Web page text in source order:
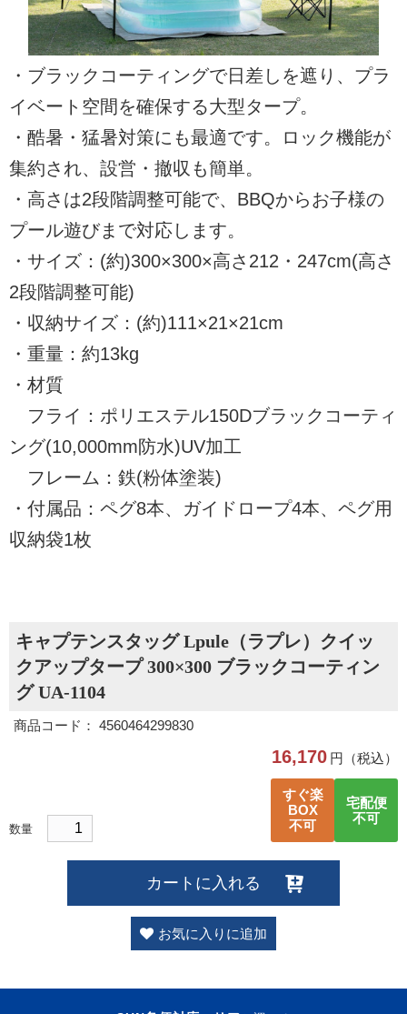
・ブラックコーティングで日差しを遮り、プラ
イベート空間を確保する大型タープ。
・酷暑・猛暑対策にも最適です。ロック機能が
集約され、設営・撤収も簡単。
・高さは2段階調整可能で、BBQからお子様の
プール遊びまで対応します。
・サイズ：(約)300×300×高さ212・247cm(高さ
2段階調整可能)
・収納サイズ：(約)111×21×21cm
・重量：約13kg
・材質
フライ：ポリエステル150Dブラックコーティ
ング(10,000mm防水)UV加工
フレーム：鉄(粉体塗装)
・付属品：ペグ8本、ガイドロープ4本、ペグ用
収納袋1枚
キャプテンスタッグ Lpule（ラプレ）クイッ
クアップタープ 300×300 ブラックコーティン
グ UA-1104
商品コード： 4560464299830
16,170 円（税込）
数量
すぐ楽
BOX
不可
宅配便
不可
カートに入れる
お気に入りに追加